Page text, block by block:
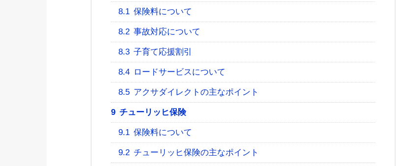
8.1 保険料について
8.2 事故対応について
8.3 子育て応援割引
8.4 ロードサービスについて
8.5 アクサダイレクトの主なポイント
9 チューリッヒ保険
9.1 保険料について
9.2 チューリッヒ保険の主なポイント